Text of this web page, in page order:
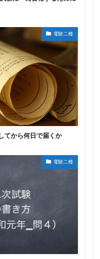
電験二種
てから何日で届くか
電験二種